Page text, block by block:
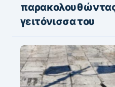
γειτόνισσα του